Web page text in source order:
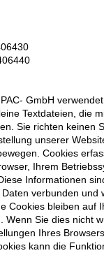
GmbH
Textdateien, die
Sie richten keinen
unserer
Cookies
Ihrem
Informationen
verbunden und
Cookies bleiben auf
Wenn Sie dies nicht
Ihres
kann die